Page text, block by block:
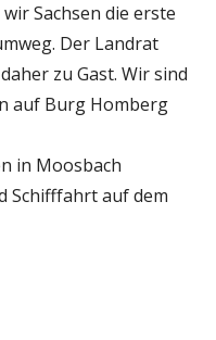
Sachsen die erste
Der Landrat
zu Gast. Wir sind
auf Burg Homberg
in Moosbach
Schifffahrt auf dem